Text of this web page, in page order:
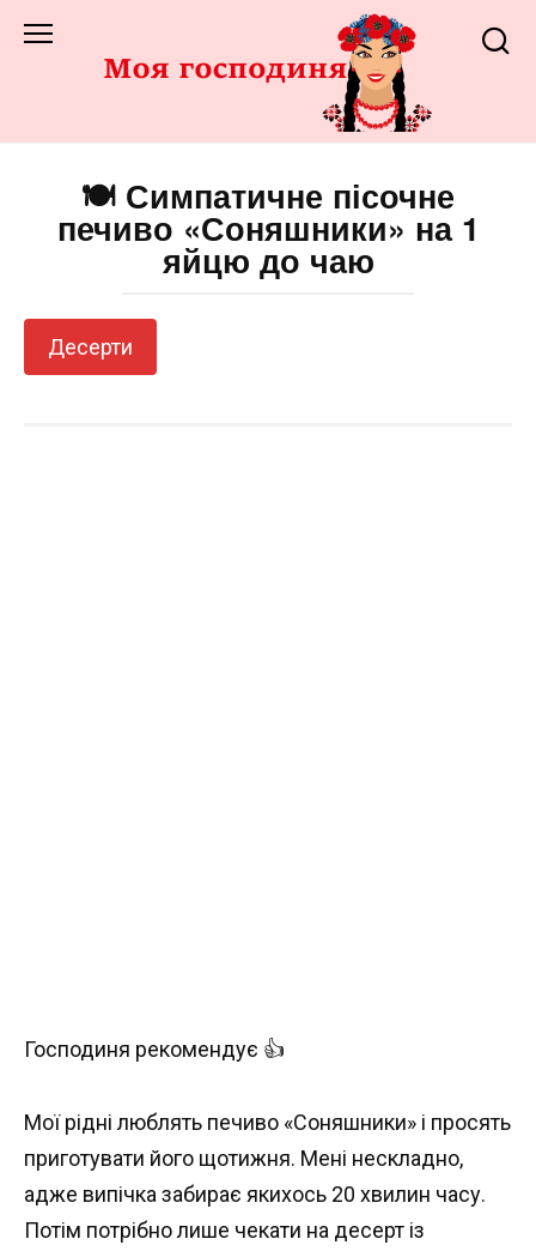
до
🍽️ Симпатичне пісочне
печиво «Соняшники» на 1
яйцю до чаю
Десерти
Господиня рекомендує 👍
Мої рідні люблять печиво «Соняшники» і просять
приготувати його щотижня. Мені нескладно,
адже випічка забирає якихось 20 хвилин часу.
Потім потрібно лише чекати на десерт із